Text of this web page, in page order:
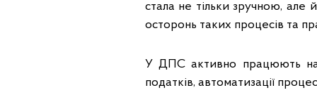
стала не тільки зручною,
осторонь таких процесів та
У ДПС активно працюють
податків, автоматизації